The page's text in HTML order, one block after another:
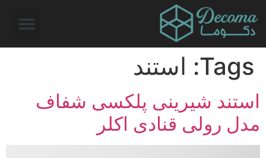
Tags: استند
استند شیرینی پلکسی شفاف
مدل رولی قنادی اکلر